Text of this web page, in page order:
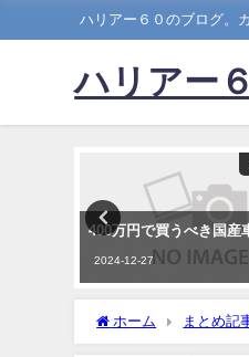
ハリアー６０のブログ。
ハリアー
400万円で買うべき国産
2024-12-27
ホーム まとめ記